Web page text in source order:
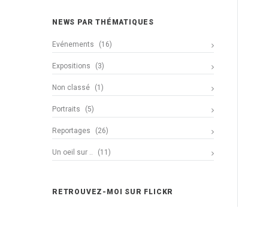
NEWS PAR THÉMATIQUES
Evénements (16)
Expositions (3)
Non classé (1)
Portraits (5)
Reportages (26)
Un oeil sur .. (11)
RETROUVEZ-MOI SUR FLICKR